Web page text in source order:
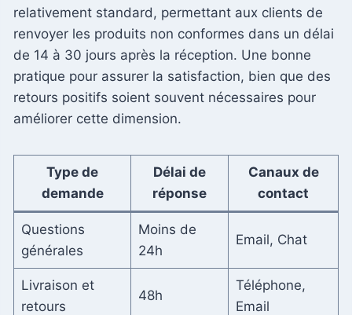
relativement standard, permettant aux clients de
renvoyer les produits non conformes dans un délai
de 14 à 30 jours après la réception. Une bonne
pratique pour assurer la satisfaction, bien que des
retours positifs soient souvent nécessaires pour
améliorer cette dimension.
Type de
demande
Délai de
réponse
Canaux de
contact
Questions
générales
Moins de
24h
Email, Chat
Livraison et
retours
48h
Téléphone,
Email